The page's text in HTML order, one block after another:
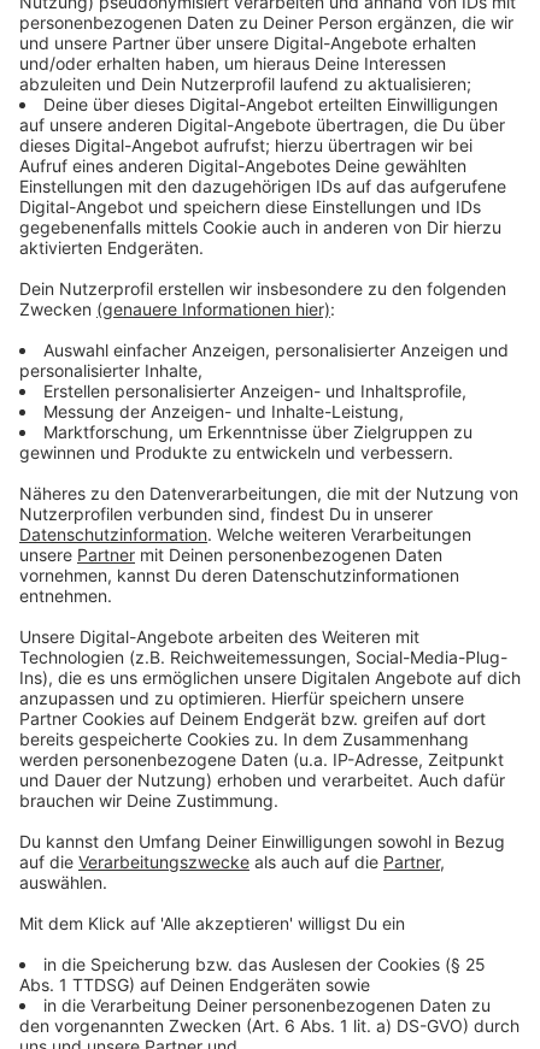
Vorbild: Das Gymnasium Lünen-Altlünen – mit rund 800
Schülerinnen und Schülern eine der großen Schulen im
nordöstlichen Ruhrgebiet – schickt künftig jedes Jahr
etwa 80 Jugendliche des elften Jahrgangs in den
Bioenergiepark Saerbeck. Hier erleben sie, wie
nachhaltige Energieversorgung funktioniert – nicht im
Lehrbuch, sondern hautnah, mit allen Sinnen.
Für Saerbeck ist diese Partnerschaft ein starkes
Zeichen: Die Gemeinde wird im Diercke-Weltatlas als
Musterbeispiel für Nachhaltigkeit präsentiert und
inspiriert nun auch junge Menschen aus dem
Ruhrgebiet, die Energiewende aktiv mitzugestalten.
Die Saerbecker Energiewelten werden so noch mehr
zum Leuchtturm für Bildung, Klimaschutz und
Innovation.
Anzeige
Von Kohle zu Klimaschutz: Wie Lünen-
Altlünen Saerbeck entdeckte
Anzeige
Früher führte der Weg der Elftklässlerinnen und
Elftklässler aus Lünen-Altlünen zu den Zechen und
Kohlekraftwerken des Ruhrgebiets oder in den
Braunkohletagebau Hambach. Dort lernten sie, wie
Energie aus fossilen Quellen gewonnen wird – oft mit
kritischem Blick auf Umwelt und Klima. Doch mit dem
war klar: Es braucht neue Lernorte, die nicht nur
Vergangenheit, sondern vor allem Zukunft zeigen.
Die Idee, nach Saerbeck zu fahren, entstand durch
einen Blick in den Diercke-Weltatlas, in dem Saerbeck